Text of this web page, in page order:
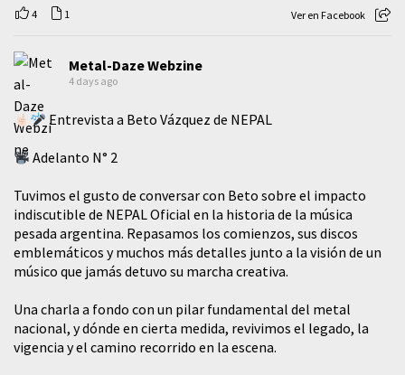
4 1 Ver en Facebook
Metal-Daze Webzine
4 days ago
Entrevista a Beto Vázquez de NEPAL
Adelanto N° 2
Tuvimos el gusto de conversar con Beto sobre el impacto
indiscutible de NEPAL Oficial en la historia de la música
pesada argentina. Repasamos los comienzos, sus discos
emblemáticos y muchos más detalles junto a la visión de un
músico que jamás detuvo su marcha creativa.
​Una charla a fondo con un pilar fundamental del metal
nacional, y dónde en cierta medida, revivimos el legado, la
vigencia y el camino recorrido en la escena.